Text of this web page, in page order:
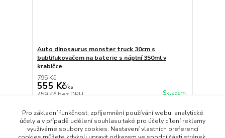
Auto dinosaurus monster truck 30cm s
bublifukovačem na baterie s náplní 350ml v
krabičce
795 Kč
555 Kč/ks
459 Kčbez DPH Skladem
Přidat do košíku
Pro základní funkčnost, zpříjemnění používání webu, analytické
účely a v případě udělení souhlasu také pro účely cílení reklamy
využíváme soubory cookies. Nastavení vlastních preferencí